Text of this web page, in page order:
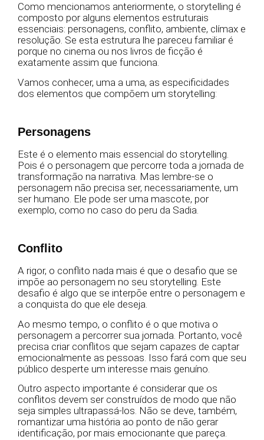
Como mencionamos anteriormente, o storytelling é
composto por alguns elementos estruturais
essenciais: personagens, conflito, ambiente, clímax e
resolução. Se esta estrutura lhe pareceu familiar é
porque no cinema ou nos livros de ficção é
exatamente assim que funciona.
Vamos conhecer, uma a uma, as especificidades
dos elementos que compõem um storytelling:
Personagens
Este é o elemento mais essencial do storytelling.
Pois é o personagem que percorre toda a jornada de
transformação na narrativa. Mas lembre-se o
personagem não precisa ser, necessariamente, um
ser humano. Ele pode ser uma mascote, por
exemplo, como no caso do peru da Sadia.
Conflito
A rigor, o conflito nada mais é que o desafio que se
impõe ao personagem no seu storytelling. Este
desafio é algo que se interpõe entre o personagem e
a conquista do que ele deseja.
Ao mesmo tempo, o conflito é o que motiva o
personagem a percorrer sua jornada. Portanto, você
precisa criar conflitos que sejam capazes de captar
emocionalmente as pessoas. Isso fará com que seu
público desperte um interesse mais genuíno.
Outro aspecto importante é considerar que os
conflitos devem ser construídos de modo que não
seja simples ultrapassá-los. Não se deve, também,
romantizar uma história ao ponto de não gerar
identificação, por mais emocionante que pareça.